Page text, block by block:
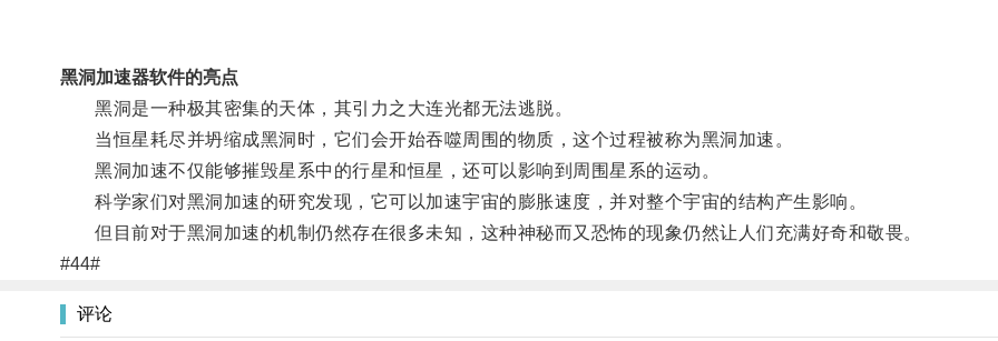
黑洞加速器软件的亮点
黑洞是一种极其密集的天体，其引力之大连光都无法逃脱。
当恒星耗尽并坍缩成黑洞时，它们会开始吞噬周围的物质，这个过程被称为黑洞加速。
黑洞加速不仅能够摧毁星系中的行星和恒星，还可以影响到周围星系的运动。
科学家们对黑洞加速的研究发现，它可以加速宇宙的膨胀速度，并对整个宇宙的结构产生影响。
但目前对于黑洞加速的机制仍然存在很多未知，这种神秘而又恐怖的现象仍然让人们充满好奇和敬畏。
#44#
评论